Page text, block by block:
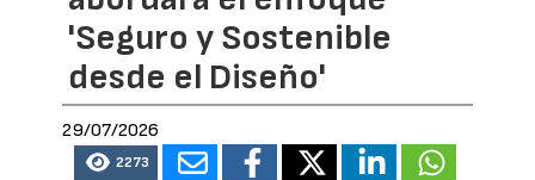
'Seguro y Sostenible
desde el Diseño'
29/07/2026
2273